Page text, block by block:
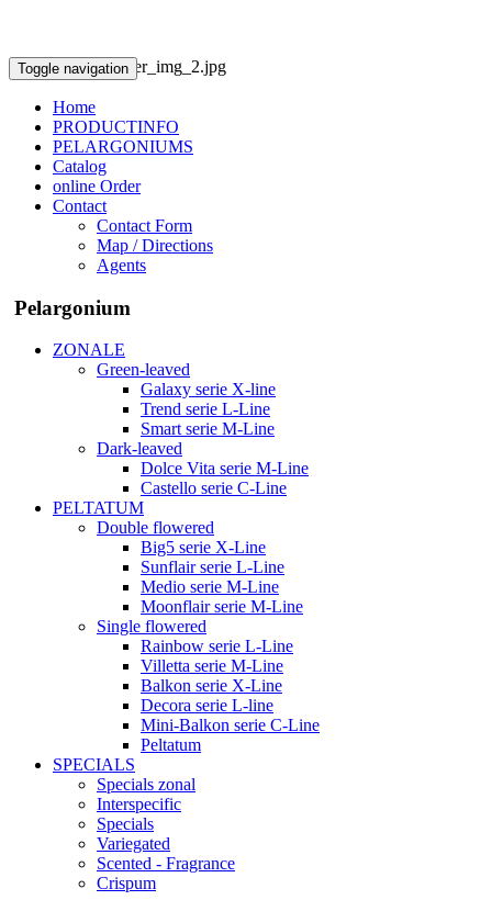
Toggle navigation
Home
PRODUCTINFO
PELARGONIUMS
Catalog
online Order
Contact
Contact Form
Map / Directions
Agents
Pelargonium
ZONALE
Green-leaved
Galaxy serie X-line
Trend serie L-Line
Smart serie M-Line
Dark-leaved
Dolce Vita serie M-Line
Castello serie C-Line
PELTATUM
Double flowered
Big5 serie X-Line
Sunflair serie L-Line
Medio serie M-Line
Moonflair serie M-Line
Single flowered
Rainbow serie L-Line
Villetta serie M-Line
Balkon serie X-Line
Decora serie L-line
Mini-Balkon serie C-Line
Peltatum
SPECIALS
Specials zonal
Interspecific
Specials
Variegated
Scented - Fragrance
Crispum